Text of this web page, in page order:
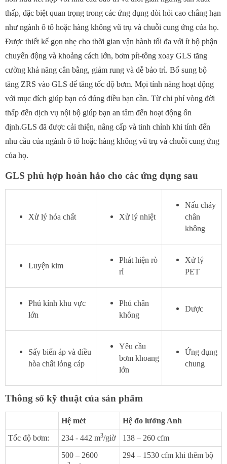
thấp, đặc biệt quan trọng trong các ứng dụng đòi hỏi cao chẳng hạn
như ngành ô tô hoặc hàng không vũ trụ và chuỗi cung ứng của họ.
Được thiết kế gọn nhẹ cho thời gian vận hành tối đa với ít bộ phận
chuyển động và khoảng cách lớn, bơm pít-tông xoay GLS tăng
cường khả năng cân bằng, giảm rung và dễ bảo trì. Bổ sung bộ
tăng ZRS vào GLS để tăng tốc độ bơm. Mọi tính năng hoạt động
với mục đích giúp bạn có đúng điều bạn cần. Từ chi phí vòng đời
thấp đến dịch vụ nội bộ giúp bạn an tâm đến hoạt động ổn
định.GLS đã được cải thiện, nâng cấp và tinh chỉnh khi tính đến
nhu cầu của ngành ô tô hoặc hàng không vũ trụ và chuỗi cung ứng
của họ.
GLS phù hợp hoàn hảo cho các ứng dụng sau
Xử lý hóa chất Xử lý nhiệt
Nấu chảy
chân
không
Luyện kim
Phát hiện rò
rỉ
Xử lý
PET
Phủ kính khu vực
lớn
Phủ chân
không
Dược
Sấy biến áp và điều
hòa chất lỏng cáp
Yêu cầu
bơm khoang
lớn
Ứng dụng
chung
Thông số kỹ thuật của sản phẩm
Hệ mét
Hệ đo lường Anh
Tốc độ bơm:
234 - 442 m3/giờ
138 – 260 cfm
500 – 2600
294 – 1530 cfm khi thêm bộ